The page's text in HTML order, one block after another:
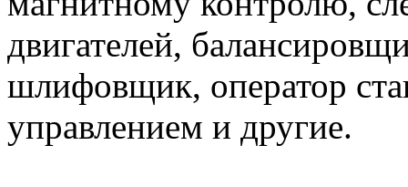
двигателей,
шлифовщик, оператор
управлением и другие.